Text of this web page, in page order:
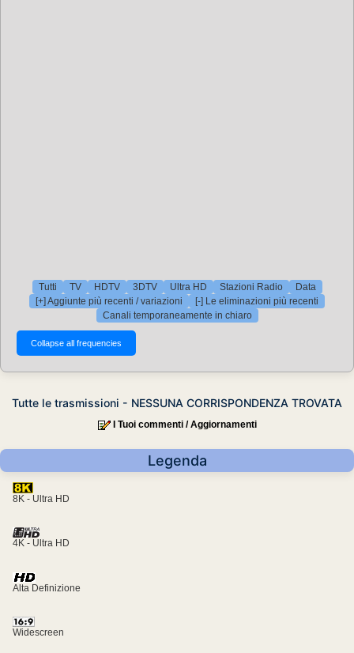
Tutti TV HDTV 3DTV Ultra HD Stazioni Radio
Data
[+] Aggiunte più recenti / variazioni
[-] Le eliminazioni più recenti
Canali temporaneamente in chiaro
Tutte le trasmissioni - NESSUNA CORRISPONDENZA TROVATA
I Tuoi commenti / Aggiornamenti
Legenda
8K - Ultra HD
4K - Ultra HD
Alta Definizione
Widescreen